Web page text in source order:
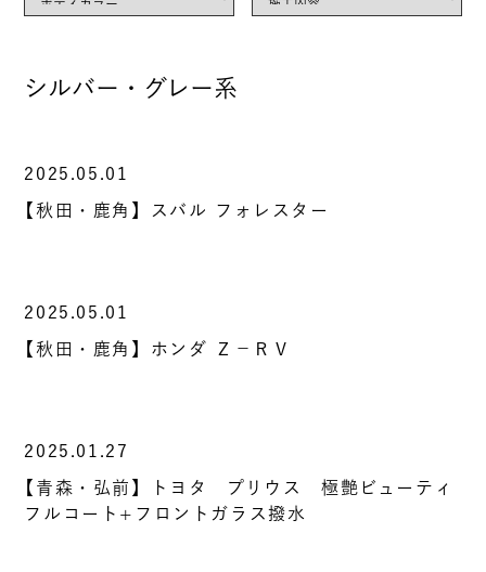
シルバー・グレー系
2025.05.01
【秋田・鹿角】スバル フォレスター
2025.05.01
【秋田・鹿角】ホンダ Ｚ－ＲＶ
2025.01.27
【青森・弘前】トヨタ プリウス 極艶ビューティ
フルコート+フロントガラス撥水